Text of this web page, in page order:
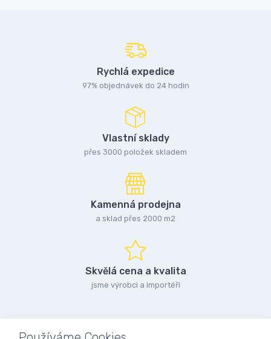
Rychlá expedice
97% objednávek do 24 hodin
Vlastní sklady
přes 3000 položek skladem
Kamenná prodejna
a sklad přes 2000 m2
Skvělá cena a kvalita
jsme výrobci a importéři